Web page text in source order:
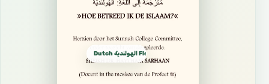
Dutch الهولندية Flemish